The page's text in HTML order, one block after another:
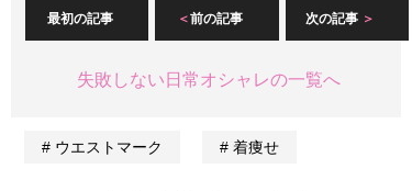
最初の記事 前の記事 次の記事
失敗しない日常オシャレの一覧へ
ウエストマーク 着痩せ